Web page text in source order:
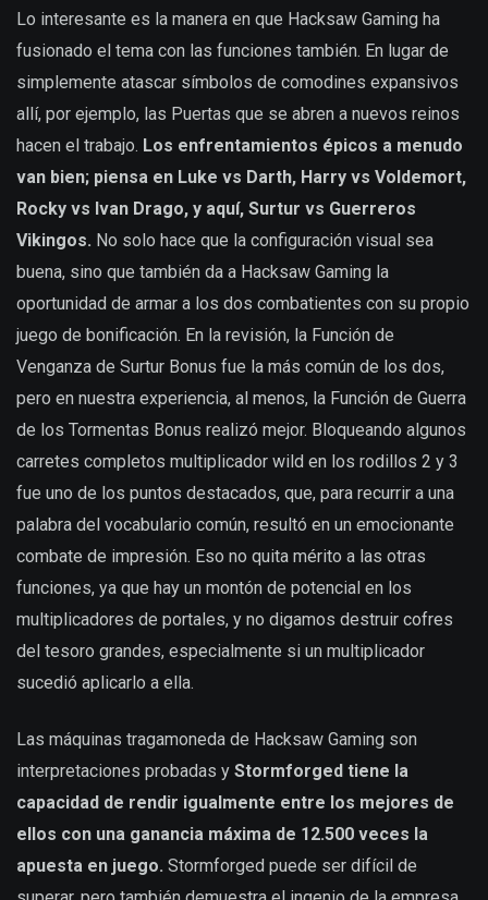
Lo interesante es la manera en que Hacksaw Gaming ha
fusionado el tema con las funciones también. En lugar de
simplemente atascar símbolos de comodines expansivos
allí, por ejemplo, las Puertas que se abren a nuevos reinos
hacen el trabajo. Los enfrentamientos épicos a menudo
van bien; piensa en Luke vs Darth, Harry vs Voldemort,
Rocky vs Ivan Drago, y aquí, Surtur vs Guerreros
Vikingos. No solo hace que la configuración visual sea
buena, sino que también da a Hacksaw Gaming la
oportunidad de armar a los dos combatientes con su propio
juego de bonificación. En la revisión, la Función de
Venganza de Surtur Bonus fue la más común de los dos,
pero en nuestra experiencia, al menos, la Función de Guerra
de los Tormentas Bonus realizó mejor. Bloqueando algunos
carretes completos multiplicador wild en los rodillos 2 y 3
fue uno de los puntos destacados, que, para recurrir a una
palabra del vocabulario común, resultó en un emocionante
combate de impresión. Eso no quita mérito a las otras
funciones, ya que hay un montón de potencial en los
multiplicadores de portales, y no digamos destruir cofres
del tesoro grandes, especialmente si un multiplicador
sucedió aplicarlo a ella.
Las máquinas tragamoneda de Hacksaw Gaming son
interpretaciones probadas y Stormforged tiene la
capacidad de rendir igualmente entre los mejores de
ellos con una ganancia máxima de 12.500 veces la
apuesta en juego. Stormforged puede ser difícil de